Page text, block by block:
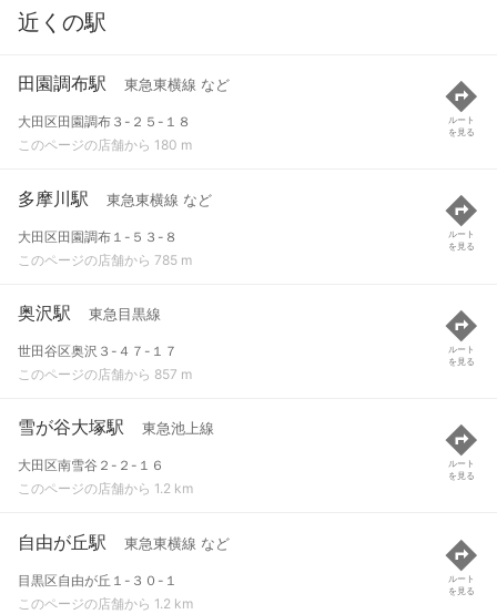
近くの駅
田園調布駅 東急東横線 など
大田区田園調布３-２５-１８
このページの店舗から 180 m
ルート
を見る
多摩川駅 東急東横線 など
大田区田園調布１-５３-８
このページの店舗から 785 m
ルート
を見る
奥沢駅 東急目黒線
世田谷区奥沢３-４７-１７
このページの店舗から 857 m
ルート
を見る
雪が谷大塚駅 東急池上線
大田区南雪谷２-２-１６
このページの店舗から 1.2 km
ルート
を見る
自由が丘駅 東急東横線 など
目黒区自由が丘１-３０-１
このページの店舗から 1.2 km
ルート
を見る